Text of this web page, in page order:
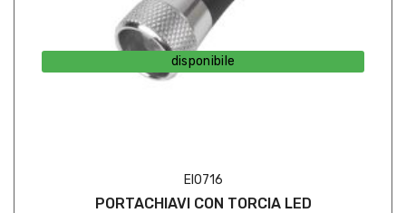
disponibile
EI0716
PORTACHIAVI CON TORCIA LED